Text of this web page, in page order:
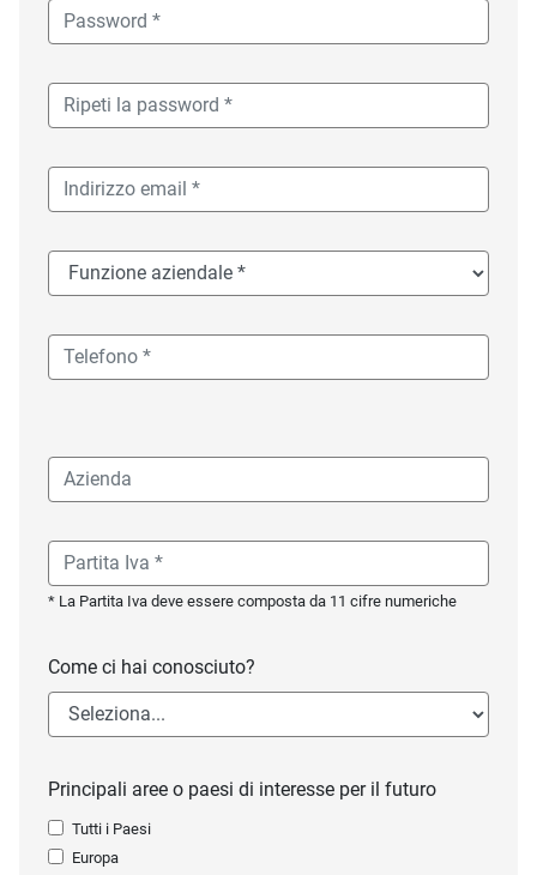
* La Partita Iva deve essere composta da 11 cifre numeriche
Come ci hai conosciuto?
Principali aree o paesi di interesse per il futuro
Tutti i Paesi
Europa